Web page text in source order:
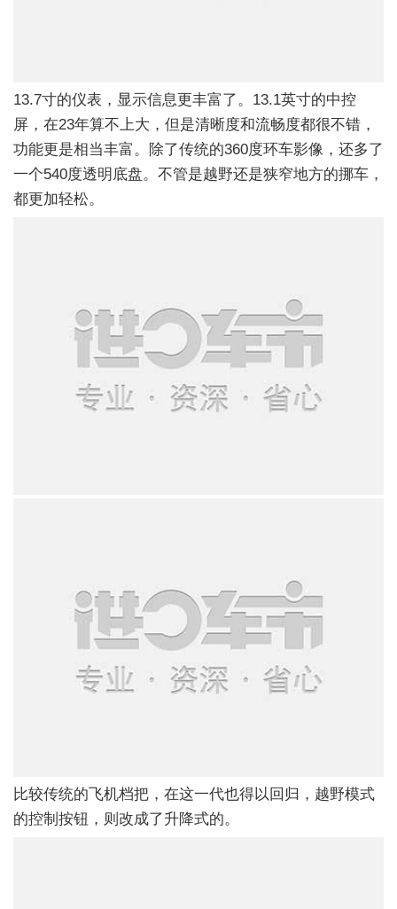
13.7寸的仪表，显示信息更丰富了。13.1英寸的中控
屏，在23年算不上大，但是清晰度和流畅度都很不错，
功能更是相当丰富。除了传统的360度环车影像，还多了
一个540度透明底盘。不管是越野还是狭窄地方的挪车，
都更加轻松。
比较传统的飞机档把，在这一代也得以回归，越野模式
的控制按钮，则改成了升降式的。